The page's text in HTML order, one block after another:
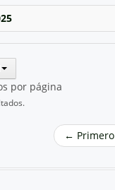
por página
← Primero